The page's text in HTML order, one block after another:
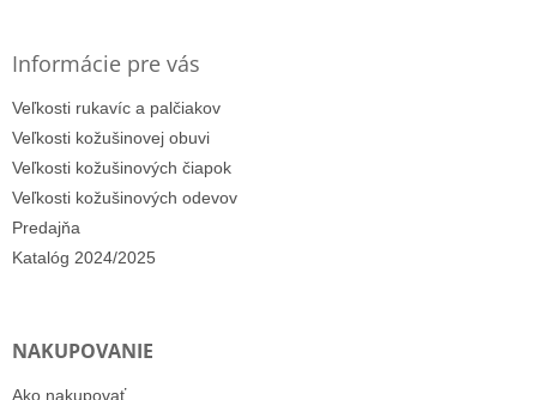
Informácie pre vás
Veľkosti rukavíc a palčiakov
Veľkosti kožušinovej obuvi
Veľkosti kožušinových čiapok
Veľkosti kožušinových odevov
Predajňa
Katalóg 2024/2025
NAKUPOVANIE
Ako nakupovať